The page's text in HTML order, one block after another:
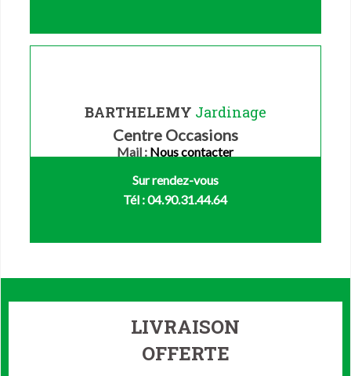
BARTHELEMY Jardinage
Centre Occasions
Mail : Nous contacter
Sur rendez-vous
Tél : 04.90.31.44.64
LIVRAISON
OFFERTE